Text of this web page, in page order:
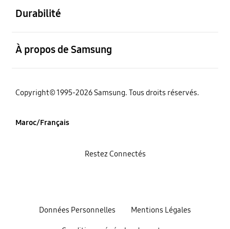
Durabilité
À propos de Samsung
Copyright© 1995-2026 Samsung. Tous droits réservés.
Maroc/Français
Données Personnelles Mentions Légales
Restez Connectés